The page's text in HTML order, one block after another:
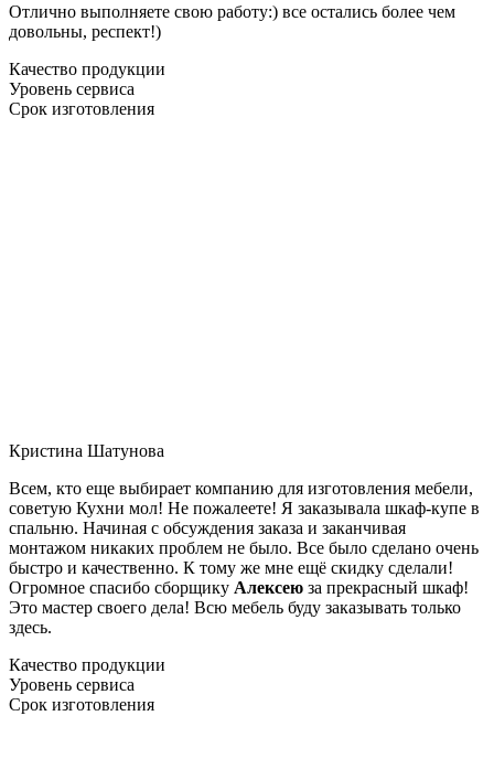
Отлично выполняете свою работу:) все остались более чем
довольны, респект!)
Качество продукции
Уровень сервиса
Срок изготовления
Кристина Шатунова
Всем, кто еще выбирает компанию для изготовления мебели,
советую Кухни мол! Не пожалеете! Я заказывала шкаф-купе в
спальню. Начиная с обсуждения заказа и заканчивая
монтажом никаких проблем не было. Все было сделано очень
быстро и качественно. К тому же мне ещё скидку сделали!
Огромное спасибо сборщику Алексею за прекрасный шкаф!
Это мастер своего дела! Всю мебель буду заказывать только
здесь.
Качество продукции
Уровень сервиса
Срок изготовления